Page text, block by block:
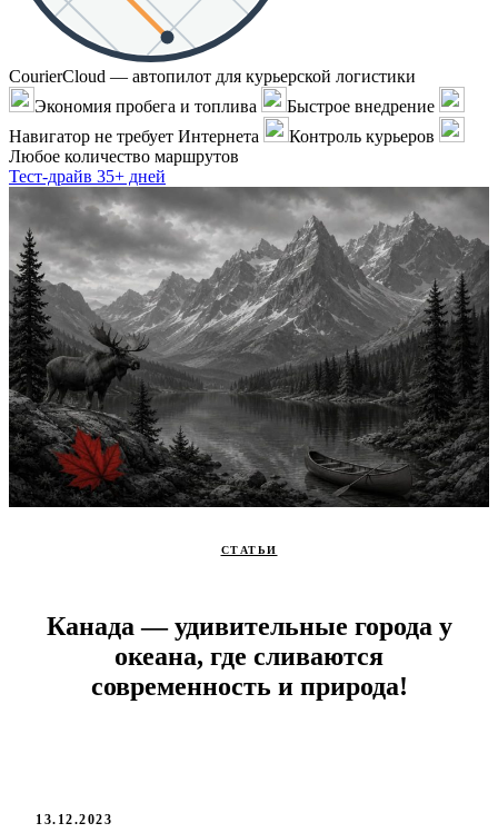
CourierCloud — автопилот для курьерской логистики
Экономия пробега и топлива
Быстрое внедрение
Навигатор не требует Интернета
Контроль курьеров
Любое количество маршрутов
Тест-драйв 35+ дней
СТАТЬИ
Канада — удивительные города у
океана, где сливаются
современность и природа!
13.12.2023